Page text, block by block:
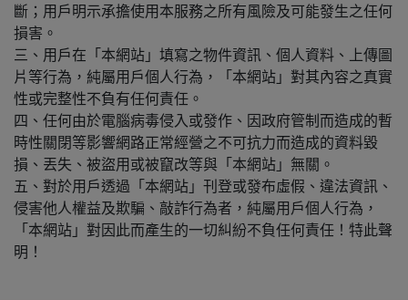
斷；用戶明示承擔使用本服務之所有風險及可能發生之任何
損害。
三、用戶在「本網站」填寫之物件資訊、個人資料、上傳圖
片等行為，純屬用戶個人行為，「本網站」對其內容之真實
性或完整性不負有任何責任。
四、任何由於電腦病毒侵入或發作、因政府管制而造成的暫
時性關閉等影響網路正常經營之不可抗力而造成的資料毀
損、丟失、被盜用或被竄改等與「本網站」無關。
五、對於用戶透過「本網站」刊登或發布虛假、違法資訊、
侵害他人權益及欺騙、敲詐行為者，純屬用戶個人行為，
「本網站」對因此而產生的一切糾紛不負任何責任！特此聲
明！